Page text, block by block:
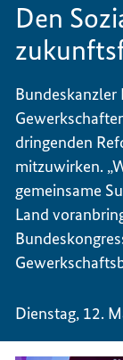
Den
Bundeskanzler
dringenden
mitzuwirken.
gemeinsame
Land
Dienstag, 12.